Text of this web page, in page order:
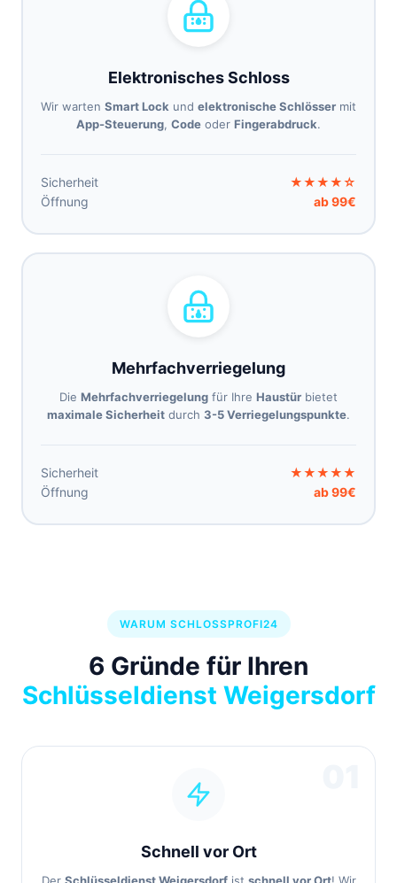
Elektronisches Schloss
Wir warten Smart Lock und elektronische Schlösser mit
App-Steuerung, Code oder Fingerabdruck.
Sicherheit
★★★★☆
Öffnung
ab 99€
Mehrfachverriegelung
Die Mehrfachverriegelung für Ihre Haustür bietet
maximale Sicherheit durch 3-5 Verriegelungspunkte.
Sicherheit
★★★★★
Öffnung
ab 99€
WARUM SCHLOSSPROFI24
6 Gründe für Ihren
Schlüsseldienst Weigersdorf
Schnell vor Ort